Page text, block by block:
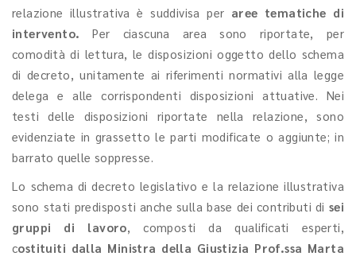
relazione illustrativa è suddivisa per aree tematiche di
intervento.Per ciascuna area sono riportate, per
comodità di lettura, le disposizioni oggetto dello schema
di decreto, unitamente ai riferimenti normativi alla legge
delega e alle corrispondenti disposizioni attuative. Nei
testi delle disposizioni riportate nella relazione, sono
evidenziate in grassetto le parti modificate o aggiunte; in
barrato quelle soppresse.
Lo schema di decreto legislativo e la relazione illustrativa
sono stati predisposti anche sulla base dei contributi di sei
gruppi di lavoro, composti da qualificati esperti,
costituiti dalla Ministra della Giustizia Prof.ssa Marta